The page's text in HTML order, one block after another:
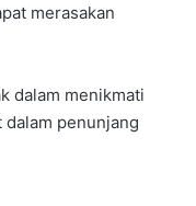
merasakan
dalam menikmati
penunjang